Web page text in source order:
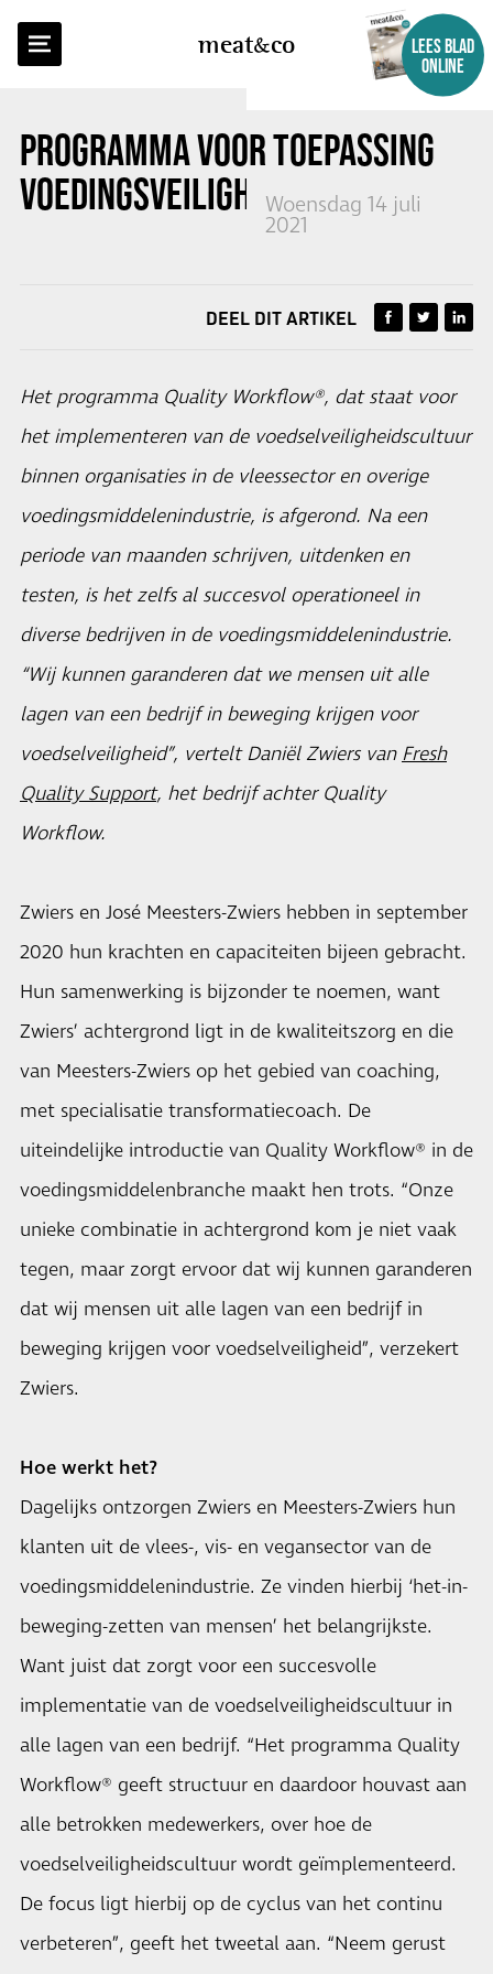
meatco
LEES BLAD
ONLINE
PROGRAMMA VOOR TOEPASSING
VOEDINGSVEILIGHEIDSCULTUUR
Woensdag 14 juli
2021
TERUG NAAR OVERZICHT
DEEL DIT ARTIKEL
Het programma Quality Workflow®, dat staat voor
het implementeren van de voedselveiligheidscultuur
binnen organisaties in de vleessector en overige
voedingsmiddelenindustrie, is afgerond. Na een
periode van maanden schrijven, uitdenken en
testen, is het zelfs al succesvol operationeel in
diverse bedrijven in de voedingsmiddelenindustrie.
“Wij kunnen garanderen dat we mensen uit alle
lagen van een bedrijf in beweging krijgen voor
voedselveiligheid”, vertelt Daniël Zwiers vanFresh
Quality Support, het bedrijf achter Quality
Workflow.
Zwiers en José Meesters-Zwiers hebben in september
2020 hun krachten en capaciteiten bijeen gebracht.
Hun samenwerking is bijzonder te noemen, want
Zwiers’ achtergrond ligt in de kwaliteitszorg en die
van Meesters-Zwiers op het gebied van coaching,
met specialisatie transformatiecoach. De
uiteindelijke introductie van Quality Workflow® in de
voedingsmiddelenbranche maakt hen trots. “Onze
unieke combinatie in achtergrond kom je niet vaak
tegen, maar zorgt ervoor dat wij kunnen garanderen
dat wij mensen uit alle lagen van een bedrijf in
beweging krijgen voor voedselveiligheid”, verzekert
Zwiers.
Hoe werkt het?
Dagelijks ontzorgen Zwiers en Meesters-Zwiers hun
klanten uit de vlees-, vis- en vegansector van de
voedingsmiddelenindustrie. Ze vinden hierbij ‘het-in-
beweging-zetten van mensen’ het belangrijkste.
Want juist dat zorgt voor een succesvolle
implementatie van de voedselveiligheidscultuur in
alle lagen van een bedrijf. “Het programma Quality
Workflow® geeft structuur en daardoor houvast aan
alle betrokken medewerkers, over hoe de
voedselveiligheidscultuur wordt geïmplementeerd.
De focus ligt hierbij op de cyclus van het continu
verbeteren”, geeft het tweetal aan. “Neem gerust